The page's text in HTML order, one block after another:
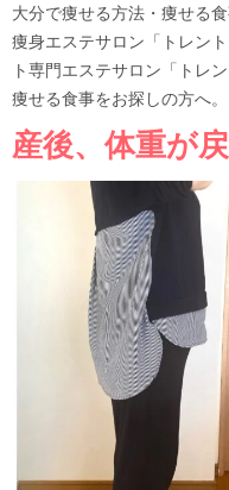
大分で痩せる方法・痩せる
痩身エステサロン「トレン
ト専門エステサロン「トレ
痩せる食事をお探しの方へ
産後、体重が